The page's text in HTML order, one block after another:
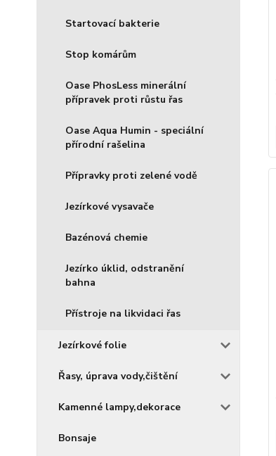
Startovací bakterie
Stop komárům
Oase PhosLess minerální
přípravek proti růstu řas
Oase Aqua Humin - speciální
přírodní rašelina
Přípravky proti zelené vodě
Jezírkové vysavače
Bazénová chemie
Jezírko úklid, odstranění
bahna
Přístroje na likvidaci řas
Jezírkové folie
Řasy, úprava vody,čištění
Kamenné lampy,dekorace
Bonsaje